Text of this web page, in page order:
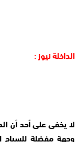
الداخلة نيوز :
لا يخفى على أحد أن
وجهة مفضلة للسياح